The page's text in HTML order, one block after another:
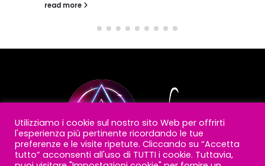
read more
Utilizziamo i cookie sul nostro sito Web per offrirti
l'esperienza più pertinente ricordando le tue
preferenze e le visite ripetute. Cliccando su “Accetta
tutto” acconsenti all'uso di TUTTI i cookie. Tuttavia,